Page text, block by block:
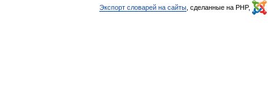
Экспорт словарей на сайты , сделанные на PHP,